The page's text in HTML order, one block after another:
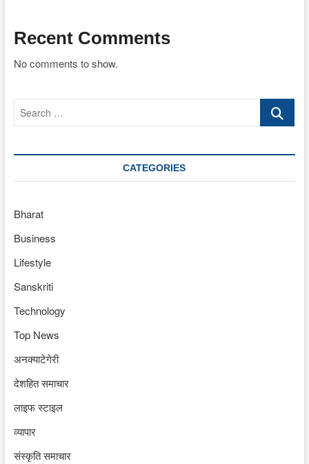
Recent Comments
No comments to show.
Search
CATEGORIES
Bharat
Business
Lifestyle
Sanskriti
Technology
Top News
अनक्याटेगेरी
देशहित समाचार
लाइफ स्टाइल
व्यापार
संस्कृति समाचार